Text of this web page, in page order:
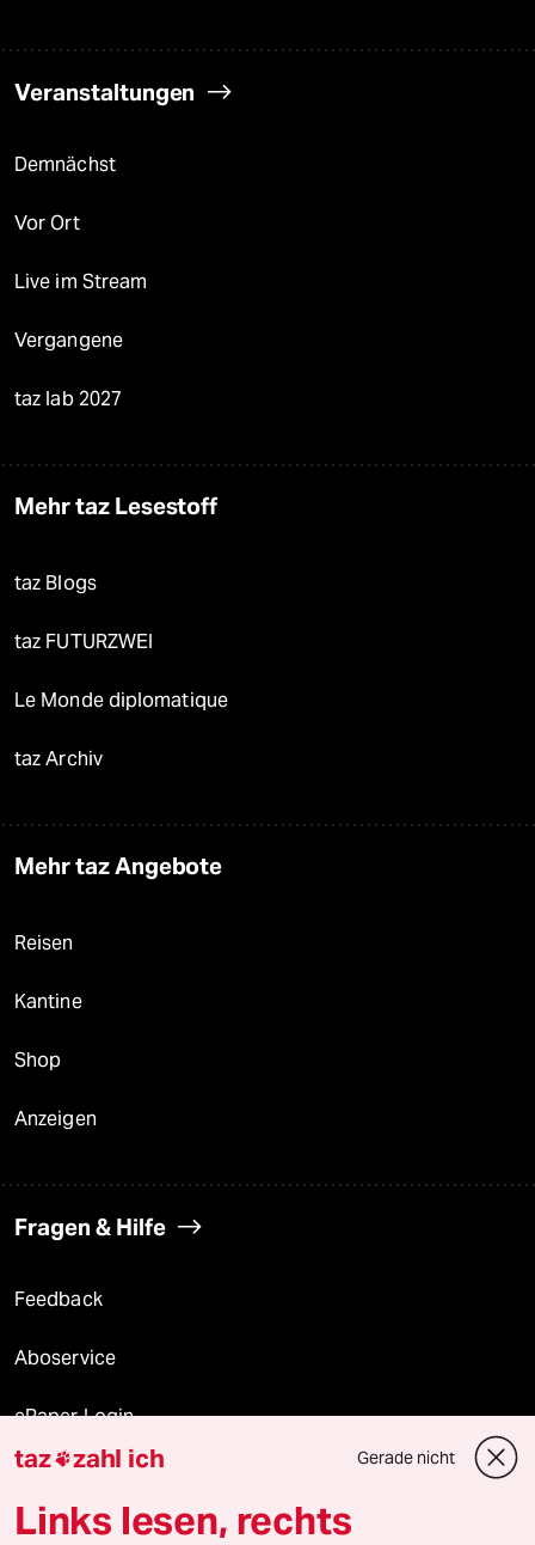
Veranstaltungen
Demnächst
Vor Ort
Live im Stream
Vergangene
taz lab 2027
Mehr taz Lesestoff
taz Blogs
taz FUTURZWEI
Le Monde diplomatique
taz Archiv
Mehr taz Angebote
Reisen
Kantine
Shop
Anzeigen
Fragen & Hilfe
Feedback
Aboservice
ePaper Login
Downloads für Abonnierende
taz zahl ich Gerade nicht
Links lesen, rechts